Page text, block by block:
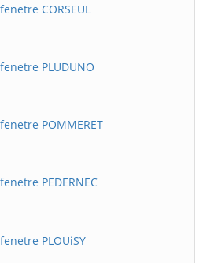
CORSEUL
PLUDUNO
POMMERET
PEDERNEC
PLOUiSY